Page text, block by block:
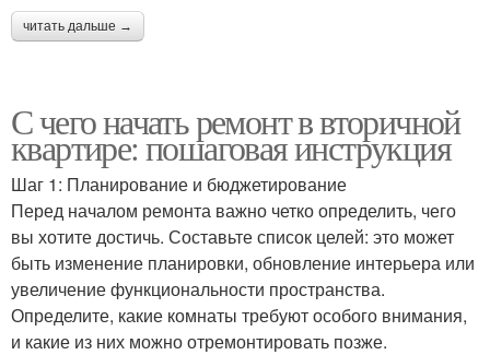
читать дальше →
С чего начать ремонт в вторичной
квартире: пошаговая инструкция
Шаг 1: Планирование и бюджетирование
Перед началом ремонта важно четко определить, чего
вы хотите достичь. Составьте список целей: это может
быть изменение планировки, обновление интерьера или
увеличение функциональности пространства.
Определите, какие комнаты требуют особого внимания,
и какие из них можно отремонтировать позже.